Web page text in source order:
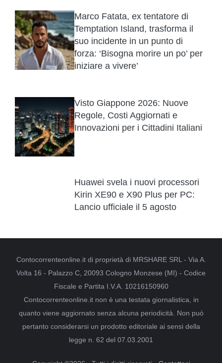
Marco Fatata, ex tentatore di
Temptation Island, trasforma il
suo incidente in un punto di
forza: ‘Bisogna morire un po’ per
iniziare a vivere’
Visto Giappone 2026: Nuove
Regole, Costi Aggiornati e
Innovazioni per i Cittadini Italiani
Huawei svela i nuovi processori
Kirin XE90 e X90 Plus per PC:
Lancio ufficiale il 5 agosto
Contocorrenteonline.it di proprietà di MRSHARE SRL - Via A.
Volta 16 - Palazzo C, 20093 Cologno Monzese (MI) - Codice
Fiscale e Partita I.V.A. 10216150960
Contocorrenteonline.it non è una testata giornalistica, in
quanto viene aggiornato senza alcuna periodicità. Non può
pertanto considerarsi un prodotto editoriale ai sensi della
legge n. 62 del 07.03.2001